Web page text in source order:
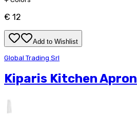
€ 12
Add to Wishlist
Global Trading Srl
Kiparis Kitchen Apron